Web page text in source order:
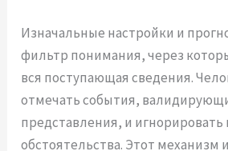
Изначальные настройки и
фильтр понимания, через
вся поступающая сведения.
отмечать события,
представления, и
обстоятельства. Этот механизм